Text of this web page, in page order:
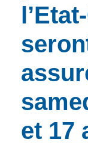
et 17